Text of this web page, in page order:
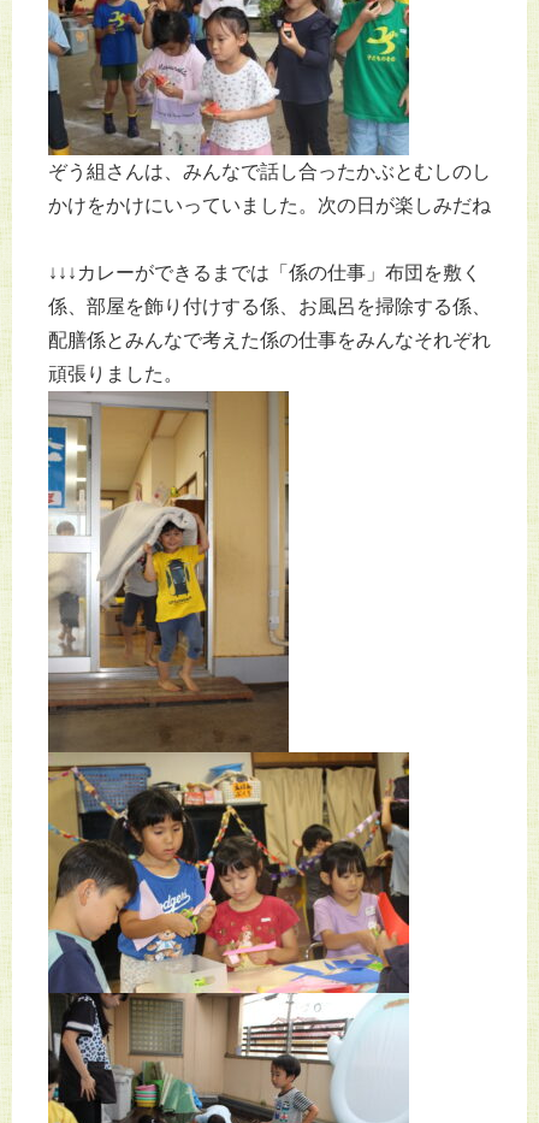
ぞう組さんは、みんなで話し合ったかぶとむしのし
かけをかけにいっていました。次の日が楽しみだね
↓↓↓カレーができるまでは「係の仕事」布団を敷く
係、部屋を飾り付けする係、お風呂を掃除する係、
配膳係とみんなで考えた係の仕事をみんなそれぞれ
頑張りました。